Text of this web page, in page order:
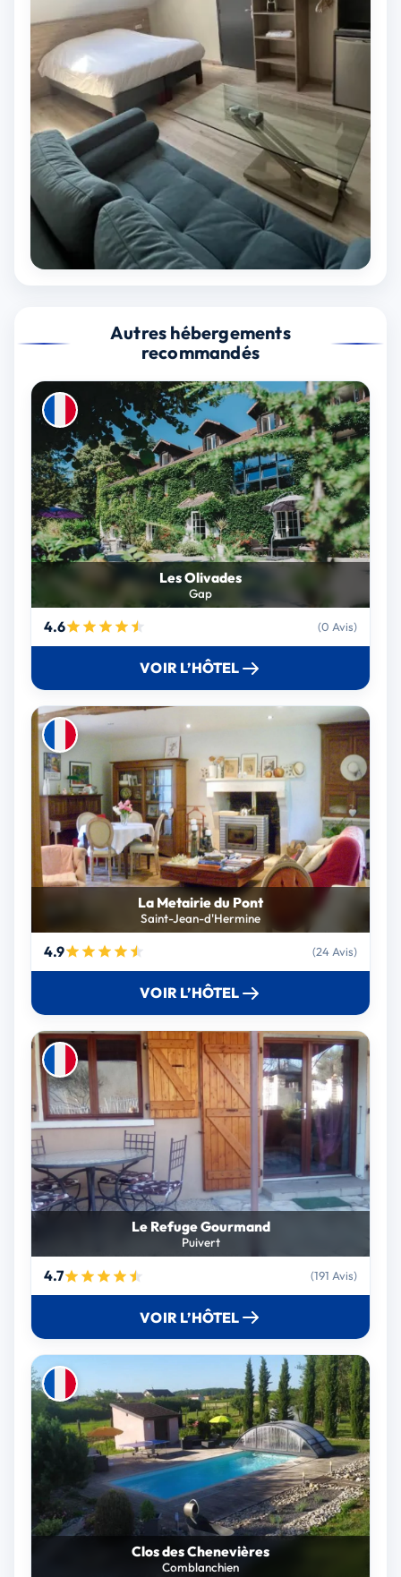
Autres hébergements
recommandés
Les Olivades
Gap
4.6 (0 Avis)
VOIR L’HÔTEL
La Metairie du Pont
Saint-Jean-d'Hermine
4.9 (24 Avis)
VOIR L’HÔTEL
Le Refuge Gourmand
Puivert
4.7 (191 Avis)
VOIR L’HÔTEL
Clos des Chenevières
Comblanchien